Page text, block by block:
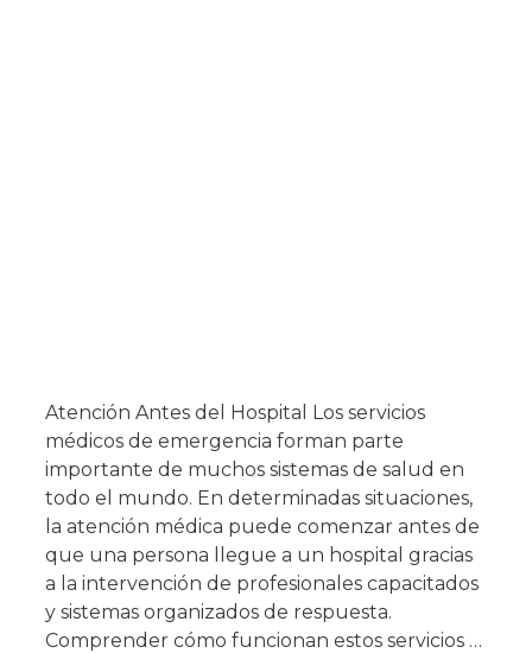
Atención Antes del Hospital Los servicios
médicos de emergencia forman parte
importante de muchos sistemas de salud en
todo el mundo. En determinadas situaciones,
la atención médica puede comenzar antes de
que una persona llegue a un hospital gracias
a la intervención de profesionales capacitados
y sistemas organizados de respuesta.
Comprender cómo funcionan estos servicios …